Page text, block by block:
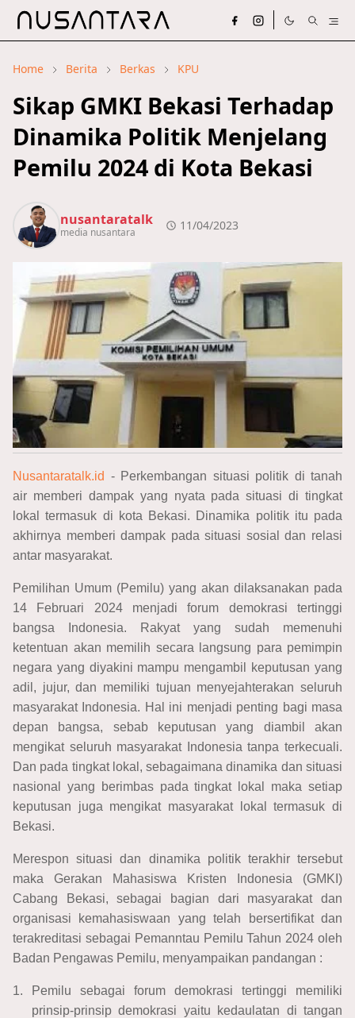
Home Berita Berkas KPU
Sikap GMKI Bekasi Terhadap
Dinamika Politik Menjelang
Pemilu 2024 di Kota Bekasi
nusantaratalk
media nusantara 11/04/2023
Nusantaratalk.id - Perkembangan situasi politik di tanah
air memberi dampak yang nyata pada situasi di tingkat
lokal termasuk di kota Bekasi. Dinamika politik itu pada
akhirnya memberi dampak pada situasi sosial dan relasi
antar masyarakat.
Pemilihan Umum (Pemilu) yang akan dilaksanakan pada
14 Februari 2024 menjadi forum demokrasi tertinggi
bangsa Indonesia. Rakyat yang sudah memenuhi
ketentuan akan memilih secara langsung para pemimpin
negara yang diyakini mampu mengambil keputusan yang
adil, jujur, dan memiliki tujuan menyejahterakan seluruh
masyarakat Indonesia. Hal ini menjadi penting bagi masa
depan bangsa, sebab keputusan yang diambil akan
mengikat seluruh masyarakat Indonesia tanpa terkecuali.
Dan pada tingkat lokal, sebagaimana dinamika dan situasi
nasional yang berimbas pada tingkat lokal maka setiap
keputusan juga mengikat masyarakat lokal termasuk di
Bekasi.
Merespon situasi dan dinamika politik terakhir tersebut
maka Gerakan Mahasiswa Kristen Indonesia (GMKI)
Cabang Bekasi, sebagai bagian dari masyarakat dan
organisasi kemahasiswaan yang telah bersertifikat dan
terakreditasi sebagai Pemanntau Pemilu Tahun 2024 oleh
Badan Pengawas Pemilu, menyampaikan pandangan :
1.
Pemilu sebagai forum demokrasi tertinggi memiliki
prinsip-prinsip demokrasi yaitu kedaulatan di tangan